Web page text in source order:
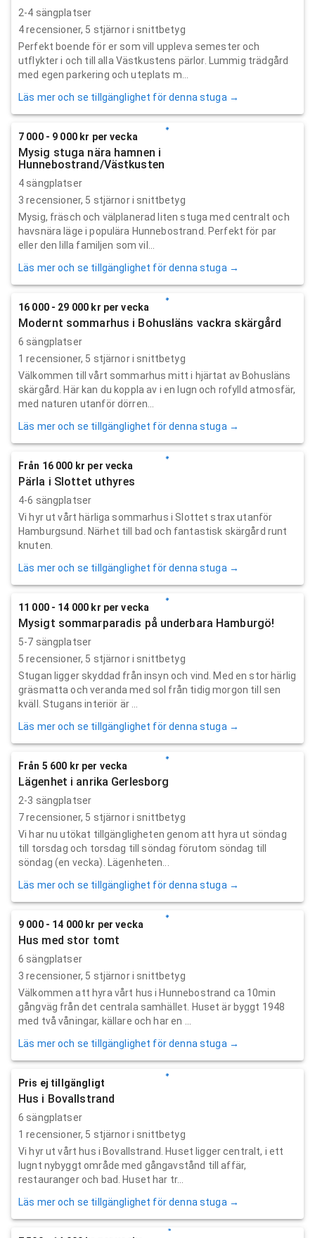
2-4 sängplatser
4recensioner, 5 stjärnor i snittbetyg
Perfekt boende för er som vill uppleva semester och
utflykter i och till alla Västkustens pärlor. Lummig trädgård
med egen parkering och uteplats m...
Läs mer och se tillgänglighet för denna stuga →
7 000 - 9 000 kr per vecka
Mysig stuga nära hamnen i
Hunnebostrand/Västkusten
4 sängplatser
3 recensioner, 5 stjärnor i snittbetyg
Mysig, fräsch och välplanerad liten stuga med centralt och
havsnära läge i populära Hunnebostrand. Perfekt för par
eller den lilla familjen som vil...
Läs mer och se tillgänglighet för denna stuga →
16 000 - 29 000 kr per vecka
Modernt sommarhus i Bohusläns vackra skärgård
6 sängplatser
1 recensioner, 5 stjärnor i snittbetyg
Välkommen till vårt sommarhus mitt i hjärtat av Bohusläns
skärgård. Här kan du koppla av i en lugn och rofylld atmosfär,
med naturen utanför dörren...
Läs mer och se tillgänglighet för denna stuga →
Från 16 000 kr per vecka
Pärla i Slottet uthyres
4-6 sängplatser
Vi hyr ut vårt härliga sommarhus i Slottet strax utanför
Hamburgsund. Närhet till bad och fantastisk skärgård runt
knuten.
Läs mer och se tillgänglighet för denna stuga →
11 000 - 14 000 kr per vecka
Mysigt sommarparadis på underbara Hamburgö!
5-7 sängplatser
5 recensioner, 5 stjärnor i snittbetyg
Stugan ligger skyddad från insyn och vind. Med en stor härlig
gräsmatta och veranda med sol från tidig morgon till sen
kväll. Stugans interiör är ...
Läs mer och se tillgänglighet för denna stuga →
Från 5 600 kr per vecka
Lägenhet i anrika Gerlesborg
2-3 sängplatser
7recensioner, 5 stjärnor i snittbetyg
Vi har nu utökat tillgängligheten genom att hyra ut söndag
till torsdag och torsdag till söndag förutom söndag till
söndag (en vecka). Lägenheten...
Läs mer och se tillgänglighet för denna stuga →
9 000 - 14 000 kr per vecka
Hus med stor tomt
6 sängplatser
3 recensioner, 5 stjärnor i snittbetyg
Välkommen att hyra vårt hus i Hunnebostrand ca 10min
gångväg från det centrala samhället. Huset är byggt 1948
med två våningar, källare och har en ...
Läs mer och se tillgänglighet för denna stuga →
Pris ej tillgängligt
Hus i Bovallstrand
6 sängplatser
1 recensioner, 5 stjärnor i snittbetyg
Vi hyr ut vårt hus i Bovallstrand. Huset ligger centralt, i ett
lugnt nybyggt område med gångavstånd till affär,
restauranger och bad. Huset har tr...
Läs mer och se tillgänglighet för denna stuga →